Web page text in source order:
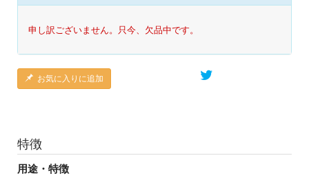
申し訳ございません。只今、欠品中です。
お気に入りに追加
特徴
用途・特徴